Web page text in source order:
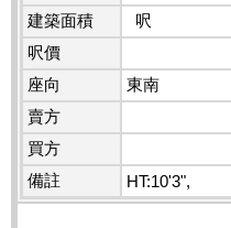
建築面積
呎
呎價
座向
東南
賣方
買方
備註
HT:10'3",